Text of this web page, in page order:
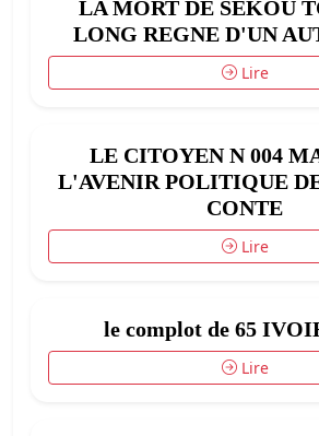
LA MORT DE SEKOU
LONG REGNE D'UN
Lire
LE CITOYEN N 004
L'AVENIR POLITIQUE
CONTE
Lire
le complot de 65
Lire